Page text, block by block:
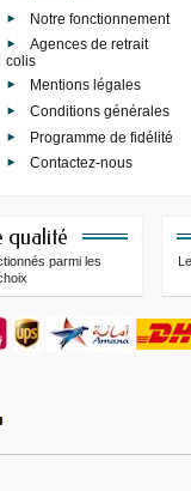
Notre fonctionnement
Agences de retrait
colis
Mentions légales
Conditions générales
Programme de fidélité
Contactez-nous
qualité
parmi les